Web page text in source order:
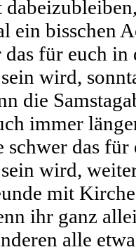
ein bisschen
für euch in
wird,
die
immer
das
wird,
mit
ihr ganz
alle